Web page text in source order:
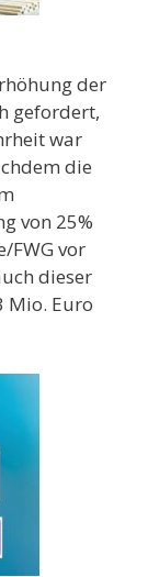
der
gefordert,
war
die
von 25%
FWG vor
dieser
Mio. Euro